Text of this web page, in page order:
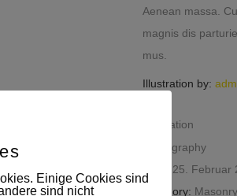
Aenean massa.
magnis dis
mus.
Illustration by:
Illustration
Photography
25. Februar
Category: Masonry
Einige Cookies sind
sind nicht